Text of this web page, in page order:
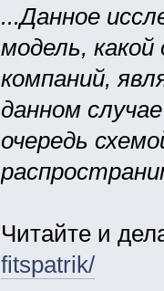
...Данное
модель,
компаний,
данном
очередь
Читайте и
fitspatrik/